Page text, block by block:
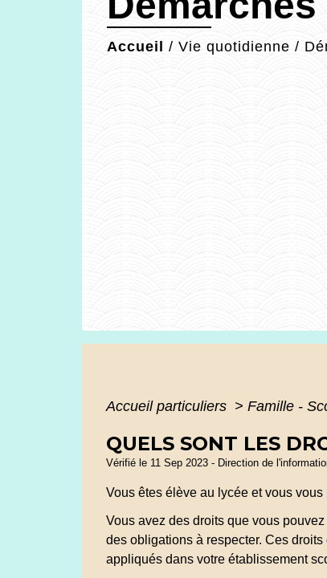
Accueil / Vie quotidienne /
Accueil particuliers > Famille -
QUELS SONT LES
Vérifié le 11 Sep 2023 - Direction de
Vous êtes élève au lycée et vous
Vous avez des droits que vous
des obligations à respecter. Ces
appliqués dans votre établissement